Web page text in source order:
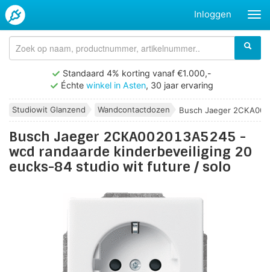
Inloggen
Standaard 4% korting vanaf €1.000,-
Échte winkel in Asten, 30 jaar ervaring
Studiowit Glanzend Wandcontactdozen Busch Jaeger
Busch Jaeger 2CKA002013A5245 -
wcd randaarde kinderbeveiliging 20
eucks-84 studio wit future / solo